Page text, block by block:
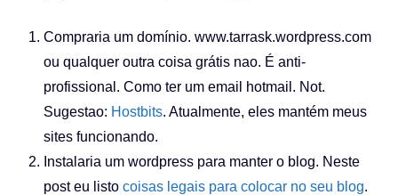
Compraria um domínio. www.tarrask.wordpress.com
ou qualquer outra coisa grátis nao. É anti-
profissional. Como ter um email hotmail. Not.
Sugestao: Hostbits. Atualmente, eles mantém meus
sites funcionando.
Instalaria um wordpress para manter o blog. Neste
post eu listocoisas legais para colocar no seu blog.